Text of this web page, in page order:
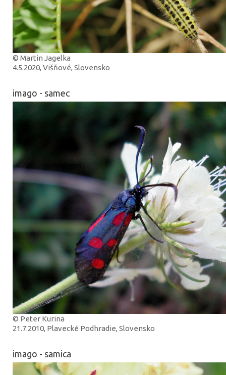
© Martin Jagelka
4.5.2020, Višňové, Slovensko
imago - samec
© Peter Kurina
21.7.2010, Plavecké Podhradie, Slovensko
imago - samica